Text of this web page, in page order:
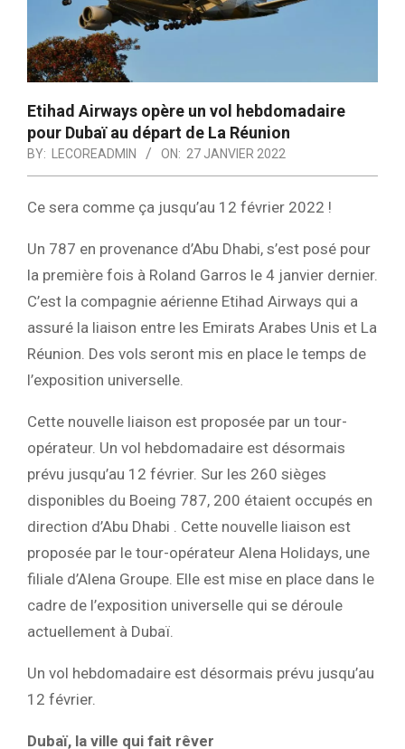
Etihad Airways opère un vol hebdomadaire
pour Dubaï au départ de La Réunion
BY: LECOREADMIN ON: 27 JANVIER 2022
Ce sera comme ça jusqu’au 12 février 2022 !
Un 787 en provenance d’Abu Dhabi, s’est posé pour
la première fois à Roland Garros le 4 janvier dernier.
C’est la compagnie aérienne Etihad Airways qui a
assuré la liaison entre les Emirats Arabes Unis et La
Réunion. Des vols seront mis en place le temps de
l’exposition universelle.
Cette nouvelle liaison est proposée par un tour-
opérateur. Un vol hebdomadaire est désormais
prévu jusqu’au 12 février. Sur les 260 sièges
disponibles du Boeing 787, 200 étaient occupés en
direction d’Abu Dhabi . Cette nouvelle liaison est
proposée par le tour-opérateur Alena Holidays, une
filiale d’Alena Groupe. Elle est mise en place dans le
cadre de l’exposition universelle qui se déroule
actuellement à Dubaï.
Un vol hebdomadaire est désormais prévu jusqu’au
12 février.
Dubaï, la ville qui fait rêver